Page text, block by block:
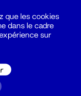
que les cookies
dans le cadre
sur